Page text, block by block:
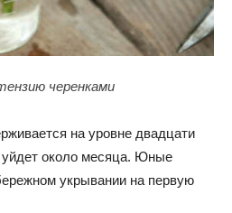
черенками
на уровне двадцати
уйдет около месяца. Юные
укрывании на первую